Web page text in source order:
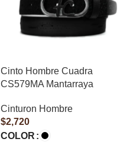
Cinto Hombre Cuadra
CS579MA Mantarraya
Cinturon Hombre
$2,720
COLOR